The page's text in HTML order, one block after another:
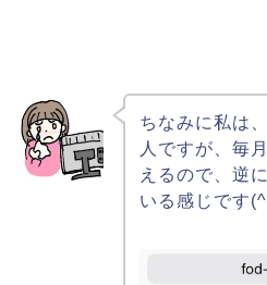
ちなみに私は
人ですが、毎
えるので、逆
いる感じです